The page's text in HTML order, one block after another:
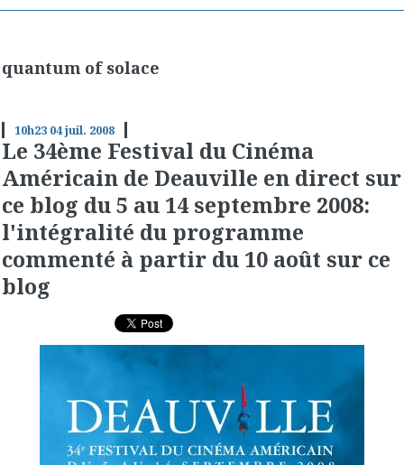
quantum of solace
10h23 04juil. 2008
Le 34ème Festival du Cinéma
Américain de Deauville en direct sur
ce blog du 5 au 14 septembre 2008:
l'intégralité du programme
commenté à partir du 10 août sur ce
blog